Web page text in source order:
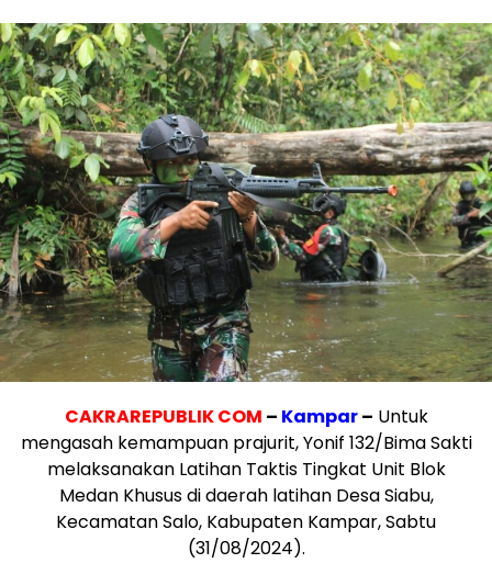
CAKRAREPUBLIK COM – Kampar– Untuk
mengasah kemampuan prajurit, Yonif 132/Bima Sakti
melaksanakan Latihan Taktis Tingkat Unit Blok
Medan Khusus di daerah latihan Desa Siabu,
Kecamatan Salo, Kabupaten Kampar, Sabtu
(31/08/2024).